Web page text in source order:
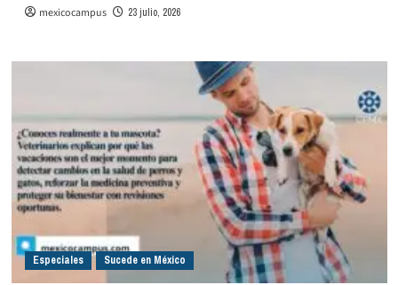
mexicocampus 23 julio, 2026
Especiales Sucede en México